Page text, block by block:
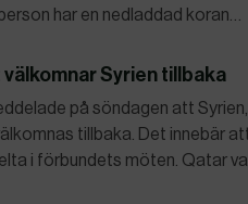
har en nedladdad koran…
Syrien tillbaka
på söndagen att
tillbaka. Det innebär
i förbundets möten. Qatar